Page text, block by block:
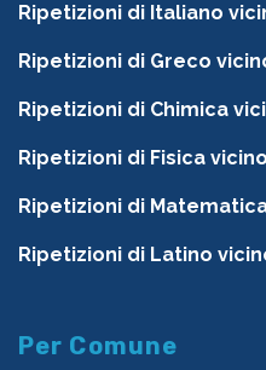
Ripetizioni di Italiano
Ripetizioni di Greco
Ripetizioni di Chimica
Ripetizioni di Fisica
Ripetizioni di
Ripetizioni di Latino
Per Comune